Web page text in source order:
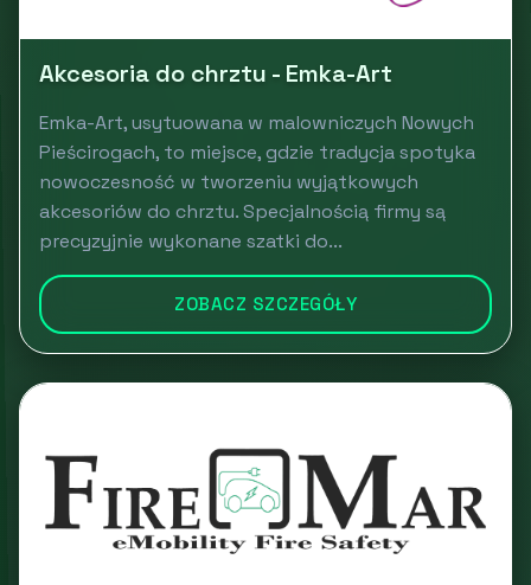
Akcesoria do chrztu - Emka-Art
Emka-Art, usytuowana w malowniczych Nowych
Pieścirogach, to miejsce, gdzie tradycja spotyka
nowoczesność w tworzeniu wyjątkowych
akcesoriów do chrztu. Specjalnością firmy są
precyzyjnie wykonane szatki do...
ZOBACZ SZCZEGÓŁY